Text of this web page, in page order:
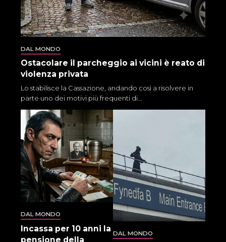
DAL MONDO
Ostacolare il parcheggio ai vicini è reato di
violenza privata
Lo stabilisce la Cassazione, andando così a risolvere in
parte uno dei motivi più frequenti di...
DAL MONDO
Incassa per 10 anni la
pensione della
DAL MONDO